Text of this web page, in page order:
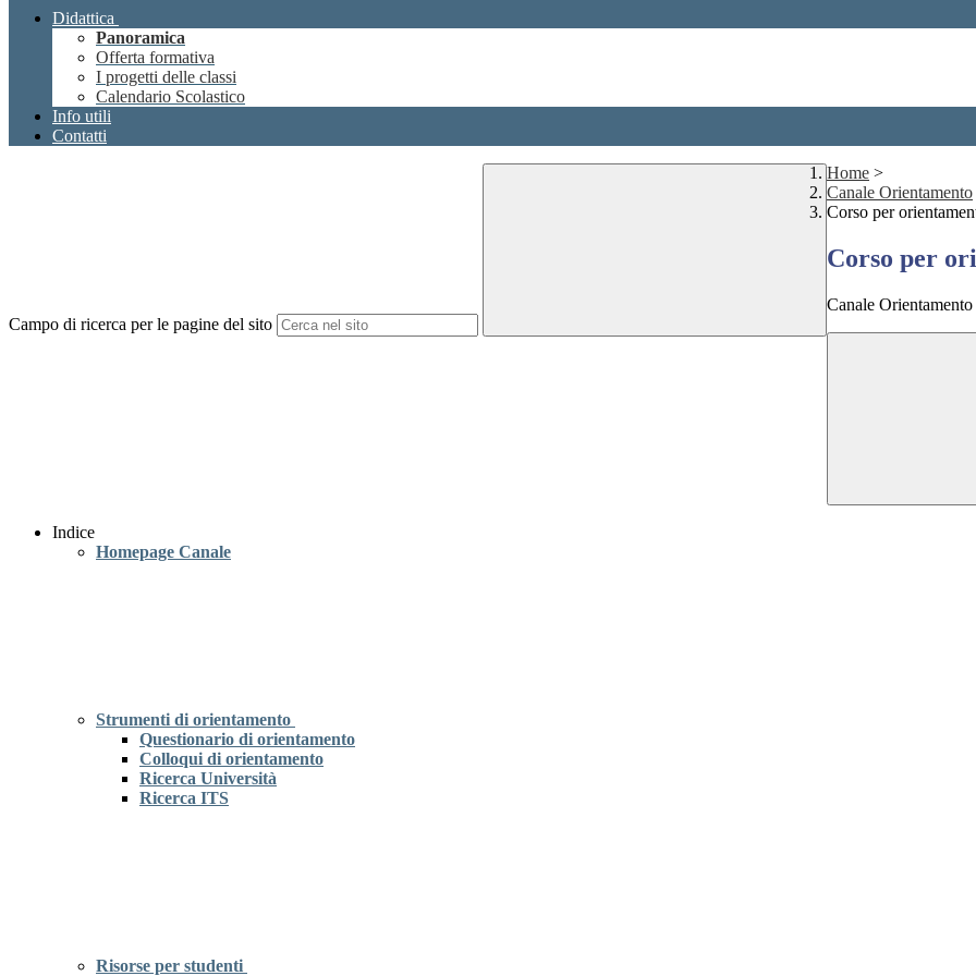
Didattica
Panoramica
Offerta formativa
I progetti delle classi
Calendario Scolastico
Info utili
Contatti
Campo di ricerca per le pagine del sito
Home >
Canale Orientamento
Corso per
Corso per
Canale Orientamento
Indice
Homepage Canale
Strumenti di orientamento
Questionario di orientamento
Colloqui di orientamento
Ricerca Università
Ricerca ITS
Risorse per studenti